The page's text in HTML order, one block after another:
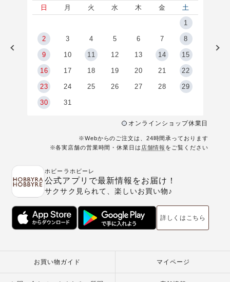
日 月 火 水 木 金
土
1
2 3 4 5 6 7 8
9 10 11 12 13 14 15
16 17 18 19 20 21 22
23 24 25 26 27 28 29
30 31
オンラインショップ休業日
※Webからのご注文は、24時間承っております
※各実店舗の営業時間・休業日は 店舗情報 をご覧ください
ホビーラホビーレ
公式アプリで最新情報をお届け！
サクサク見られて、楽しいお買い物♪
詳しくはこちら
お買い物ガイド マイページ